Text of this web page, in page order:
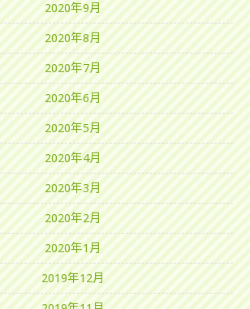
2020年9月
2020年8月
2020年7月
2020年6月
2020年5月
2020年4月
2020年3月
2020年2月
2020年1月
2019年12月